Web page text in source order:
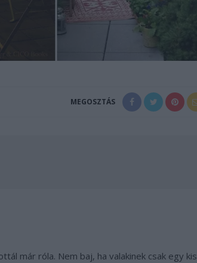
MEGOSZTÁS
már róla. Nem baj, ha valakinek csak egy kis